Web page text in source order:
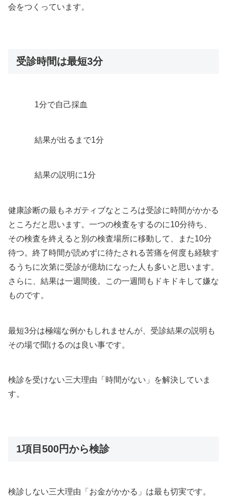
会をつくっています。
受診時間は最短3分
1分で自己採血
結果が出るまで1分
結果の説明に1分
健康診断の最もネガティブなところは受診に時間がかかる
ところだと思います。一つの検査をするのに10分待ち、
その検査を終えると別の検査場所に移動して、また10分
待つ。終了時間が読めずに待たされる苦痛を何度も経験す
るうちに次第に受診が億劫になった人も多いと思います。
さらに、結果は一週間後。この一週間もドキドキして嫌な
ものです。
最短3分は極端な例かもしれませんが、受診結果の説明も
その場で聞けるのは良い事です。
検診を受けない三大理由「時間がない」を解決していま
す。
1項目500円から検診
検診しない三大理由「お金がかかる」は最も切実です。